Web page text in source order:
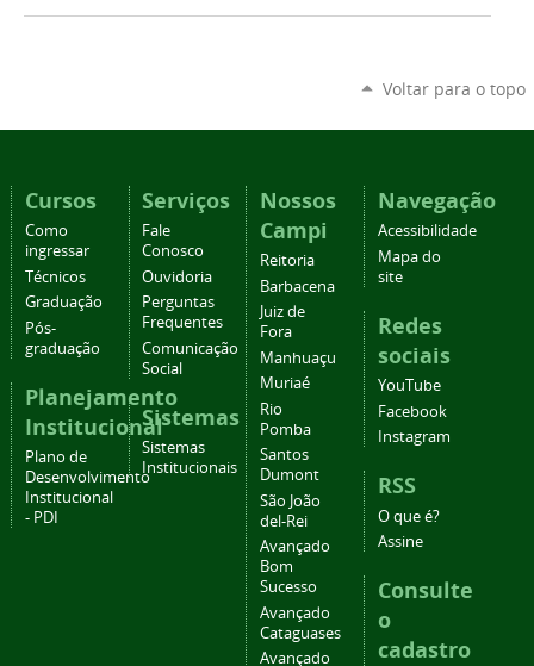
Voltar para o topo
Cursos
Como
ingressar
Técnicos
Graduação
Pós-
graduação
Planejamento
Institucional
Plano de
Desenvolvimento
Institucional
- PDI
Serviços
Fale
Conosco
Ouvidoria
Perguntas
Frequentes
Comunicação
Social
Sistemas
Sistemas
Institucionais
Nossos
Campi
Reitoria
Barbacena
Juiz de
Fora
Manhuaçu
Muriaé
Rio
Pomba
Santos
Dumont
São João
del-Rei
Avançado
Bom
Sucesso
Avançado
Cataguases
Avançado
Navegação
Acessibilidade
Mapa do
site
Redes
sociais
YouTube
Facebook
Instagram
RSS
O que é?
Assine
Consulte
o
cadastro